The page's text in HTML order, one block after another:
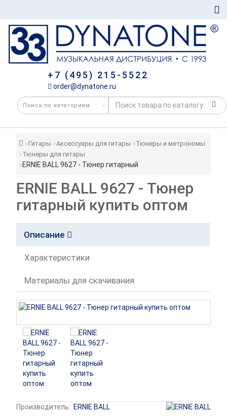
+7 (495) 215-5522
order@dynatone.ru
Гитары Аксессуары для гитары
Тюнеры и метрономы
Тюнеры для гитары
ERNIE BALL 9627 - Тюнер гитарный
ERNIE BALL 9627 - Тюнер
гитарный купить оптом
Описание
Характеристики
Материалы для скачивания
Производитель: ERNIE BALL